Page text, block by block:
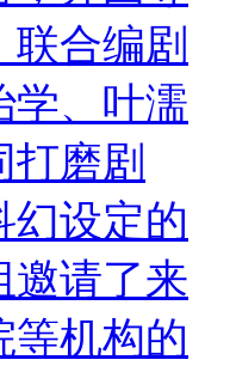
合编剧
学、叶濡
磨剧
幻设定的
邀请了来
等机构的